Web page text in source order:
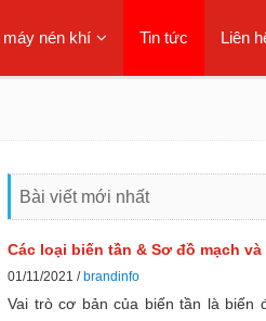
nén khí Tin tức Liên
Bài viết mới nhất
Các loại biến tần & Sơ đồ mạch
01/11/2021 / brandinfo
Vai trò cơ bản của biến tần là biến